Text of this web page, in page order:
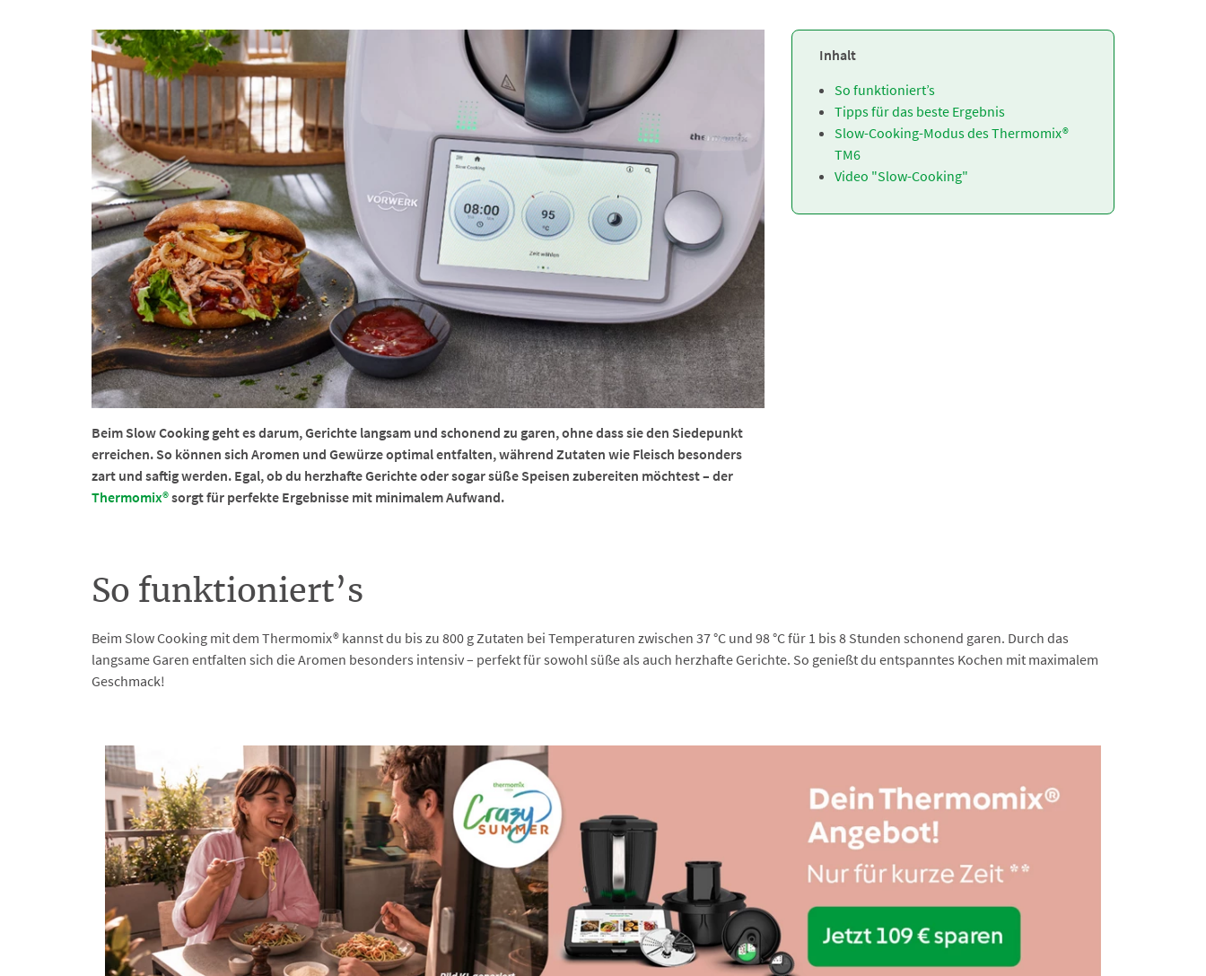
Beim Slow Cooking geht es darum, Gerichte langsam und schonend zu garen, ohne dass sie den Siedepunkt
erreichen. So können sich Aromen und Gewürze optimal entfalten, während Zutaten wie Fleisch besonders
zart und saftig werden. Egal, ob du herzhafte Gerichte oder sogar süße Speisen zubereiten möchtest – der
Thermomix®sorgt für perfekte Ergebnisse mit minimalem Aufwand.
Inhalt
So funktioniert’s
Tipps für das beste Ergebnis
Slow-Cooking-Modus des Thermomix®
TM6
Video "Slow-Cooking"
So funktioniert’s
Beim Slow Cooking mit dem Thermomix® kannst du bis zu 800 g Zutaten bei Temperaturen zwischen 37 °C und 98 °C für 1 bis 8 Stunden schonend garen. Durch das
langsame Garen entfalten sich die Aromen besonders intensiv – perfekt für sowohl süße als auch herzhafte Gerichte. So genießt du entspanntes Kochen mit maximalem
Geschmack!